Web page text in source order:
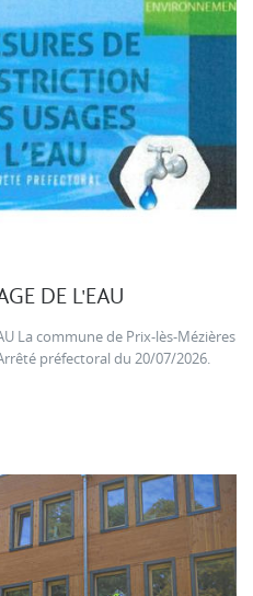
DE L'EAU
La commune de Prix-lès-Mézières
préfectoral du 20/07/2026.